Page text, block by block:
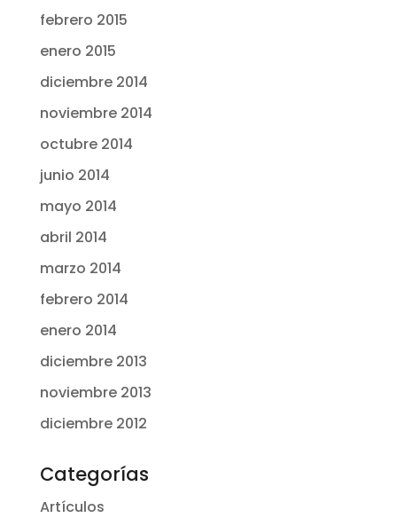
febrero 2015
enero 2015
diciembre 2014
noviembre 2014
octubre 2014
junio 2014
mayo 2014
abril 2014
marzo 2014
febrero 2014
enero 2014
diciembre 2013
noviembre 2013
diciembre 2012
Categorías
Artículos